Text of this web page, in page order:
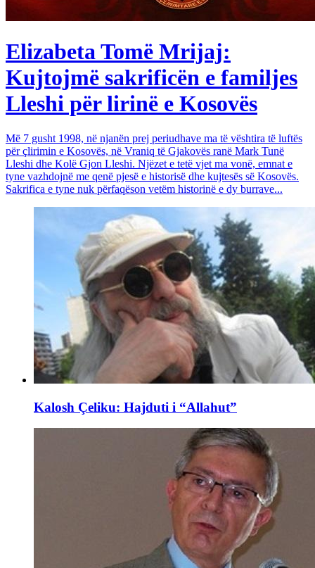
Elizabeta Tomë Mrijaj:
Kujtojmë sakrificën e familjes
Lleshi për lirinë e Kosovës
Më 7 gusht 1998, në njanën prej periudhave ma të vështira të luftës
për çlirimin e Kosovës, në Vraniq të Gjakovës ranë Mark Tunë
Lleshi dhe Kolë Gjon Lleshi. Njëzet e tetë vjet ma vonë, emnat e
tyne vazhdojnë me qenë pjesë e historisë dhe kujtesës së Kosovës.
Sakrifica e tyne nuk përfaqëson vetëm historinë e dy burrave...
Kalosh Çeliku: Hajduti i “Allahut”